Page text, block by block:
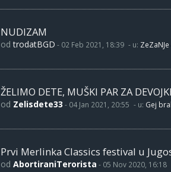
NUDIZAM
odtrodatBGD - 02 Feb 2021, 18:39 - u:
ŽELIMO DETE, MUŠKI PAR ZA
od Zelisdete33 - 04 Jan 2021, 20:55 - u: Gej
Prvi Merlinka Classics festival u
od AbortiraniTerorista - 05 Nov 2020, 16:18